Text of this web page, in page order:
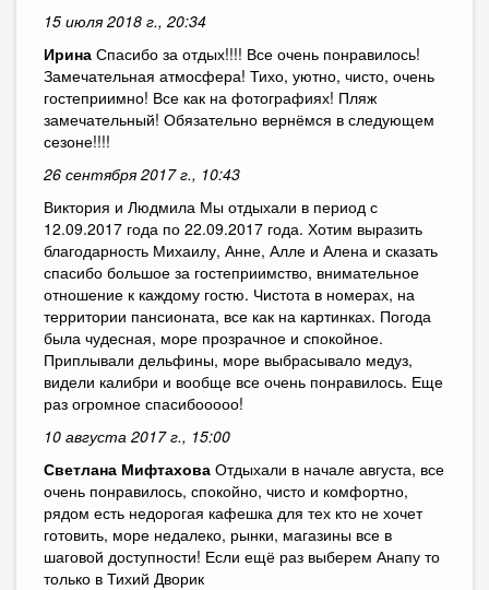
15 июля 2018 г., 20:34
Ирина Спасибо за отдых!!!! Все очень понравилось!
Замечательная атмосфера! Тихо, уютно, чисто, очень
гостеприимно! Все как на фотографиях! Пляж
замечательный! Обязательно вернёмся в следующем
сезоне!!!!
26 сентября 2017 г., 10:43
Виктория и Людмила Мы отдыхали в период с
12.09.2017 года по 22.09.2017 года. Хотим выразить
благодарность Михаилу, Анне, Алле и Алена и сказать
спасибо большое за гостеприимство, внимательное
отношение к каждому гостю. Чистота в номерах, на
территории пансионата, все как на картинках. Погода
была чудесная, море прозрачное и спокойное.
Приплывали дельфины, море выбрасывало медуз,
видели калибри и вообще все очень понравилось. Еще
раз огромное спасибооооо!
10 августа 2017 г., 15:00
Светлана Мифтахова Отдыхали в начале августа, все
очень понравилось, спокойно, чисто и комфортно,
рядом есть недорогая кафешка для тех кто не хочет
готовить, море недалеко, рынки, магазины все в
шаговой доступности! Если ещё раз выберем Анапу то
только в Тихий Дворик